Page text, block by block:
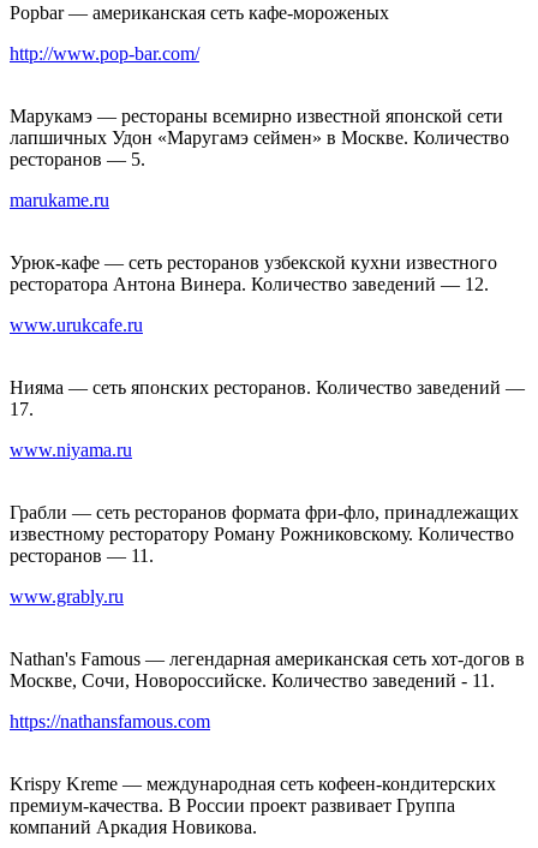
Popbar — американская сеть кафе-мороженых
http://www.pop-bar.com/
Марукамэ — рестораны всемирно известной японской сети
лапшичных Удон «Маругамэ сеймен» в Москве. Количество
ресторанов — 5.
marukame.ru
Урюк-кафе — сеть ресторанов узбекской кухни известного
ресторатора Антона Винера. Количество заведений — 12.
www.urukcafe.ru
Нияма — сеть японских ресторанов. Количество заведений —
17.
www.niyama.ru
Грабли — сеть ресторанов формата фри-фло, принадлежащих
известному ресторатору Роману Рожниковскому. Количество
ресторанов — 11.
www.grably.ru
Nathan's Famous — легендарная американская сеть хот-догов в
Москве, Сочи, Новороссийске. Количество заведений - 11.
https://nathansfamous.com
Krispy Kreme — международная сеть кофеен-кондитерских
премиум-качества. В России проект развивает Группа
компаний Аркадия Новикова.